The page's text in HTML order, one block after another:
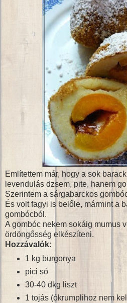
Említettem már, hogy a sok
levendulás dzsem, pite, hanem
Szerintem a sárgabarckos
És volt fagyi is belőle, mármint a
gombócból.
A gombóc nekem sokáig mumus
ördöngősség elkészíteni.
Hozzávalók:
1 kg burgonya
pici só
30-40 dkg liszt
1 tojás (ókrumplihoz nem